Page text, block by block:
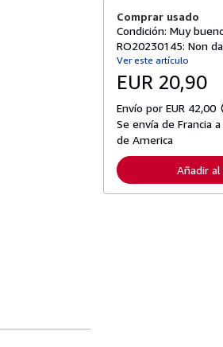
Comprar usado
Condición: Muy
RO20230145: Non
Ver este artículo
EUR 20,90
Envío por EUR 42,00
Se envía de Francia
de America
Añadir